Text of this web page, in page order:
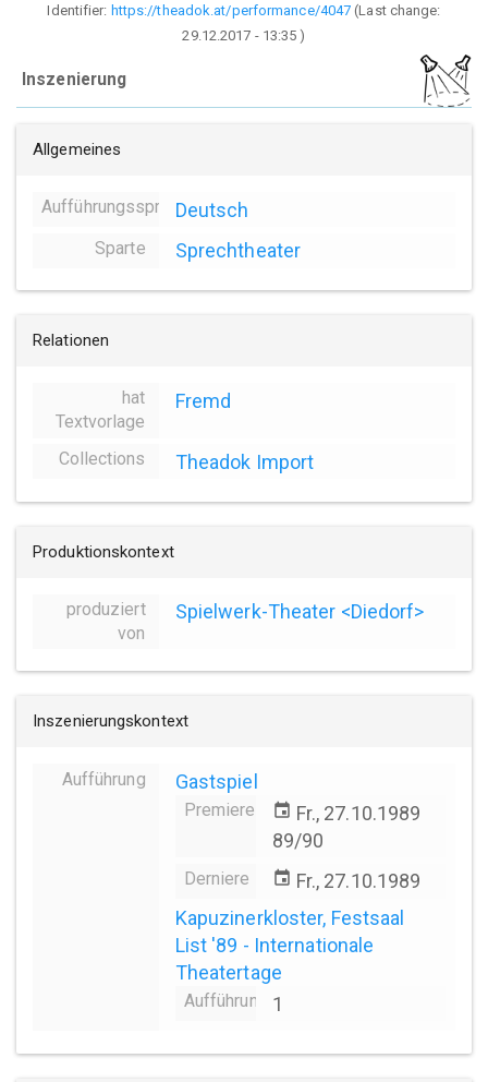
Identifier: https://theadok.at/performance/4047 (Last change:
29.12.2017 - 13:35 )
Inszenierung
Allgemeines
AufführungsspracheDeutsch
Sparte Sprechtheater
Relationen
hat
Textvorlage
Fremd
Collections Theadok Import
Produktionskontext
produziert
von
Spielwerk-Theater <Diedorf>
Inszenierungskontext
Aufführung Gastspiel
Premiere event Fr., 27.10.1989
89/90
Derniere event Fr., 27.10.1989
Kapuzinerkloster, Festsaal
List '89 - Internationale
Theatertage
Aufführungsanzahl
1